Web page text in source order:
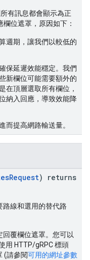
所有訊息都會顯示為正
欄位遮罩，原因如下：
週期，讓我們以較低的
保延遲效能穩定。我們
新欄位可能需要額外的
在頂層選取所有欄位，
納入回應，導致效能降
而提高網路輸送量。
) returns
線和選用的替代路
覆欄位遮罩。您可以
用 HTTP/gRPC 標頭
(請參閱可用的網址參數